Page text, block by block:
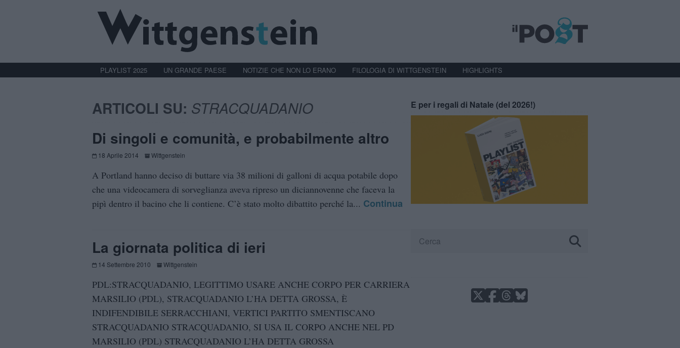
PLAYLIST 2025 UN GRANDE PAESE NOTIZIE CHE NON LO ERANO FILOLOGIA DI WITTGENSTEIN HIGHLIGHTS
ARTICOLI SU: STRACQUADANIO
Di singoli e comunità, e probabilmente altro
18 Aprile 2014 Wittgenstein
A Portland hanno deciso di buttare via 38 milioni di galloni di acqua potabile dopo
che una videocamera di sorveglianza aveva ripreso un diciannovenne che faceva la
pipì dentro il bacino che li contiene. C’è stato molto dibattito perché la... Continua
La giornata politica di ieri
14 Settembre 2010 Wittgenstein
PDL:STRACQUADANIO, LEGITTIMO USARE ANCHE CORPO PER CARRIERA
MARSILIO (PDL), STRACQUADANIO L’HA DETTA GROSSA, È
INDIFENDIBILE SERRACCHIANI, VERTICI PARTITO SMENTISCANO
STRACQUADANIO STRACQUADANIO, SI USA IL CORPO ANCHE NEL PD
MARSILIO (PDL) STRACQUADANIO L’HA DETTA GROSSA
E per i regali di Natale (del 2026!)